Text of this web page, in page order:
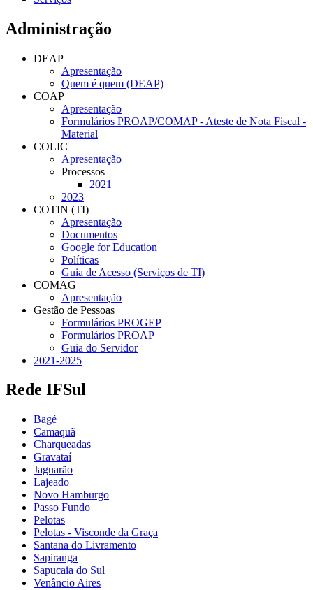
Administração
DEAP
Apresentação
Quem é quem (DEAP)
COAP
Apresentação
Formulários PROAP/COMAP - Ateste de Nota Fiscal -
Material
COLIC
Apresentação
Processos
2021
2023
COTIN (TI)
Apresentação
Documentos
Google for Education
Políticas
Guia de Acesso (Serviços de TI)
COMAG
Apresentação
Gestão de Pessoas
Formulários PROGEP
Formulários PROAP
Guia do Servidor
2021-2025
Rede IFSul
Bagé
Camaquã
Charqueadas
Gravataí
Jaguarão
Lajeado
Novo Hamburgo
Passo Fundo
Pelotas
Pelotas - Visconde da Graça
Santana do Livramento
Sapiranga
Sapucaia do Sul
Venâncio Aires